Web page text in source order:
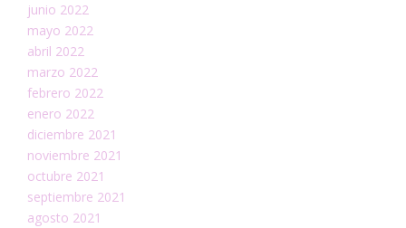
junio 2022
mayo 2022
abril 2022
marzo 2022
febrero 2022
enero 2022
diciembre 2021
noviembre 2021
octubre 2021
septiembre 2021
agosto 2021